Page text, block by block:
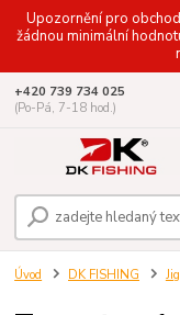
Upozornění pro
žádnou minimální
+420 739 734 025
(Po-Pá, 7-18 hod.)
Úvod DK FISHING